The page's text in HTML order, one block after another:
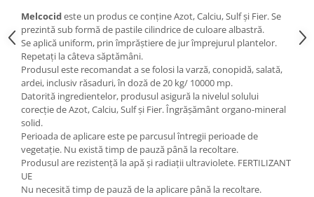
Accesorii pentru făcut cuşti
Curatare copite
Accesorii veterinare
Capcane
Aditivi furajeri
Promotor
Adjuvanți Promedivet
Calciu furajer și stimulatoare ouat
Sprayuri cicatrizante
Melcocideste un produs ce conţine Azot, Calciu, Sulf şi Fier. Se
prezintă sub formă de pastile cilindrice de culoare albastră.
Se aplică uniform, prin împrăştiere de jur împrejurul plantelor.
Repetaţi la câteva săptămâni.
Produsul este recomandat a se folosi la varză, conopidă, salată,
ardei, inclusiv răsaduri, în doză de 20 kg/ 10000 mp.
Datorită ingredientelor, produsul asigură la nivelul solului
corecţie de Azot, Calciu, Sulf şi Fier. Îngrăşământ organo-mineral
solid.
Perioada de aplicare este pe parcusul întregii perioade de
vegetaţie. Nu există timp de pauză până la recoltare.
Produsul are rezistenţă la apă şi radiaţii ultraviolete. FERTILIZANT
UE
Nu necesită timp de pauză de la aplicare până la recoltare.